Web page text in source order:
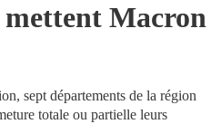
Macron
sept départements de la région
totale ou partielle leurs